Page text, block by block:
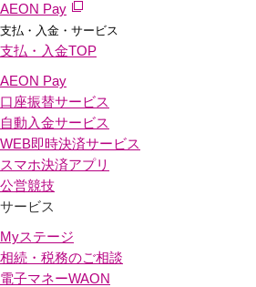
AEON Pay
支払・入金・サービス
支払・入金TOP
AEON Pay
口座振替サービス
自動入金サービス
WEB即時決済サービス
スマホ決済アプリ
公営競技
サービス
Myステージ
相続・税務のご相談
電子マネーWAON